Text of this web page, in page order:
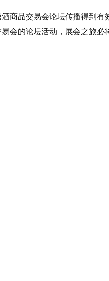
商品交易会论坛传播得到
会的论坛活动，展会之旅必